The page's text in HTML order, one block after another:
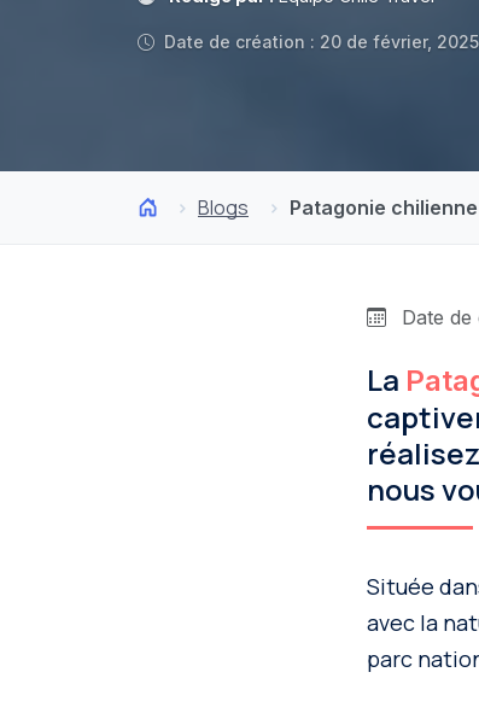
Date de création : 20 de février, 2025
Blogs Patagonie
Date
La
nous
Située
avec la
parc